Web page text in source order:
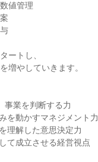
値管理
ートし、
増やしていきます。
事業を判断する力
を動かすマネジメント力
理解した意思決定力
て成立させる経営視点